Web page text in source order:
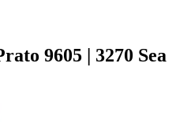
9605 | 3270 Sea